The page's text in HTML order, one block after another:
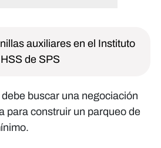
auxiliares en el Instituto
de SPS
buscar una negociación
para construir un parqueo de